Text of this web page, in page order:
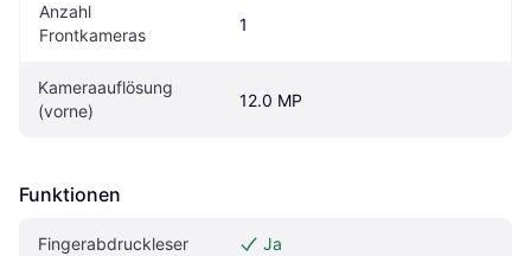
Anzahl
Frontkameras
1
Kameraauflösung
(vorne)
12.0 MP
Funktionen
Fingerabdruckleser Ja